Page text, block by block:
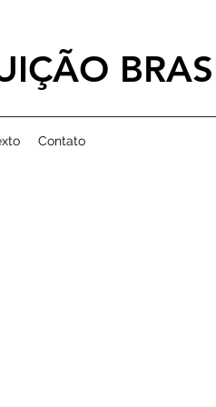
Contato